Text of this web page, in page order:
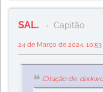
SAL. Capitão
24 de Março de 2024, 10:53
Citação de: